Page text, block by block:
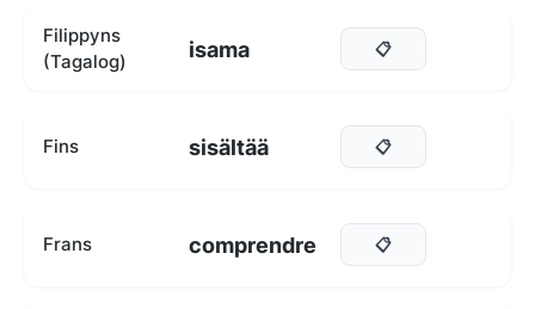
Filippyns
(Tagalog)
isama 📋
Fins sisältää 📋
Frans comprendre 📋